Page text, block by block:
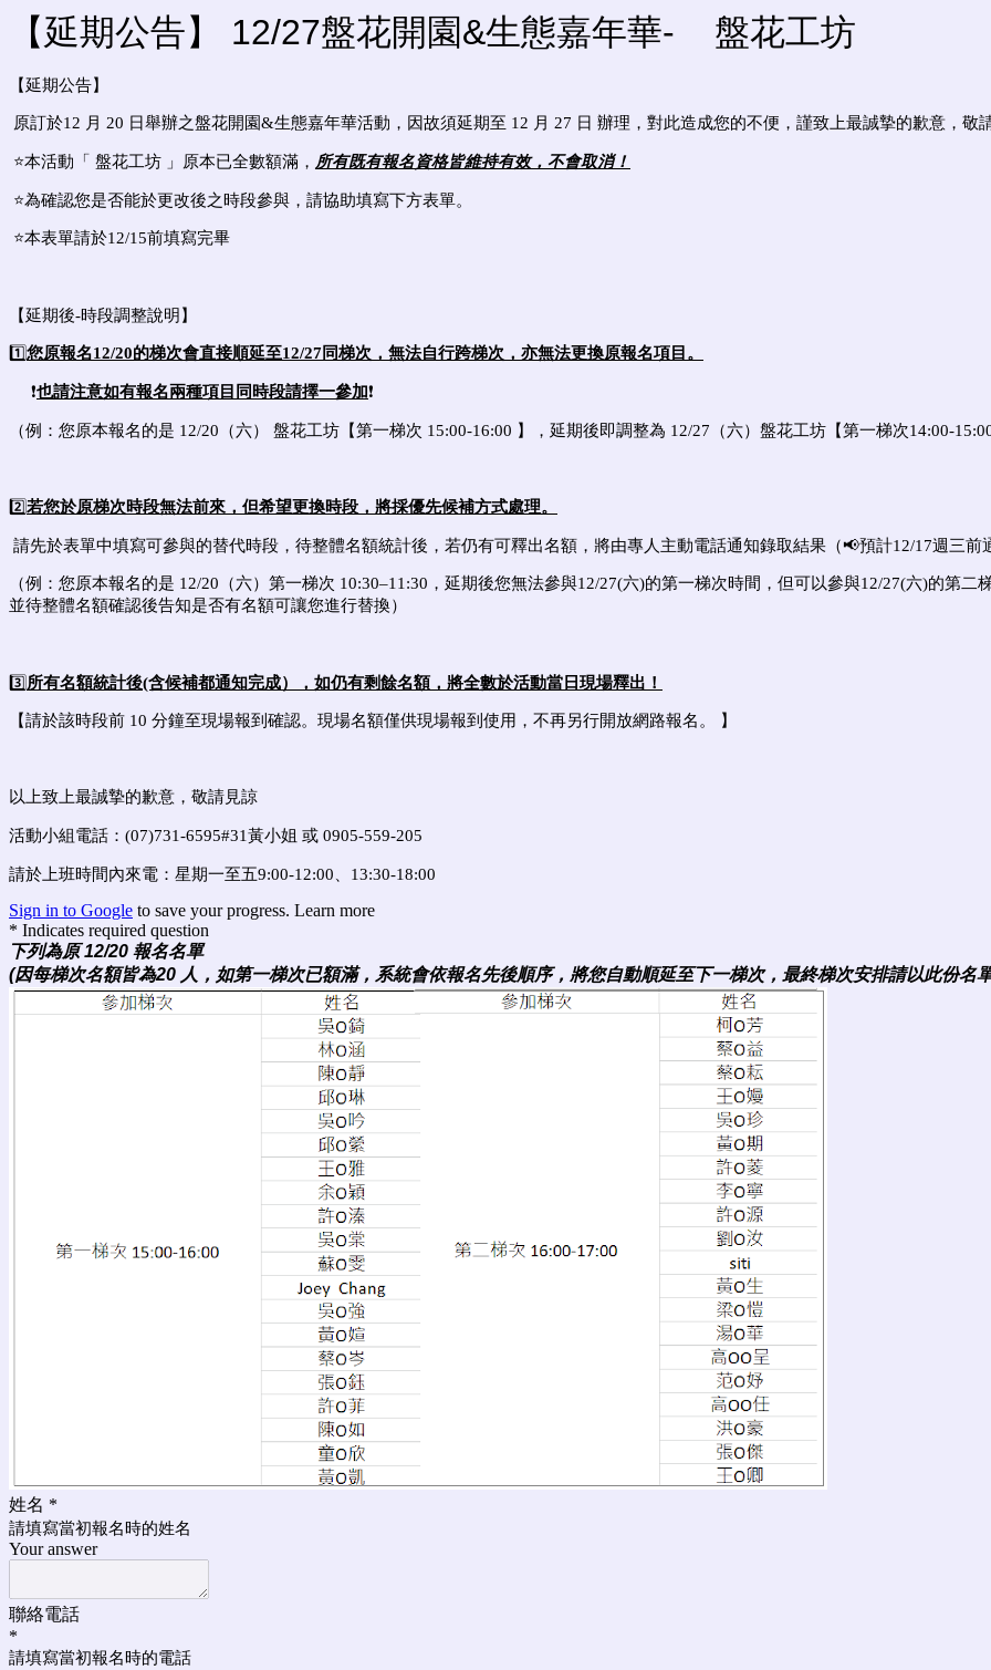
【延期公告】 12/27盤花開園&生態嘉年華- 盤花工坊
【延期公告】
原訂於12 月 20 日舉辦之盤花開園&生態嘉年華活動，因故須延期至 12 月 27 日 辦理，對此造成您的不便，謹致上最誠摯的歉意，敬
⭐️本活動「 盤花工坊 」原本已全數額滿， 所有既有報名資格皆維持有效，不會取消！
⭐️為確認您是否能於更改後之時段參與，請協助填寫下方表單。
⭐️本表單請於12/15前填寫完畢
【延期後-時段調整說明】
1️⃣您原報名12/20的梯次會直接順延至12/27同梯次，無法自行跨梯次，亦無法更換原報名項目。
❗也請注意如有報名兩種項目同時段請擇一參加❗
（例：您原本報名的是 12/20（六） 盤花工坊【第一梯次 15:00-16:00 】 ，延期後即調整為 12/27（六） 盤花工坊 【第一梯次14:00-
2️⃣若您於原梯次時段無法前來，但希望更換時段，將採優先候補方式處理。
請先於表單中填寫可參與的替代時段，待整體名額統計後，若仍有可釋出名額，將由專人主動電話通知錄取結果（📢預計12/17週三前
（例：您原本報名的是 12/20（六）第一梯次 10:30–11:30，延期後您無法參與12/27(六)的第一梯次時間，但可以參與12/27(六)的第
並待整體名額確認後告知是否有名額可讓您進行替換）
3️⃣所有名額統計後(含候補都通知完成），如仍有剩餘名額，將全數於活動當日現場釋出！
【請於該時段前 10 分鐘至現場報到確認。現場名額僅供現場報到使用，不再另行開放網路報名。 】
以上致上最誠摯的歉意，敬請見諒
活動小組電話：(07)731-6595#31黃小姐 或 0905-559-205
請於上班時間內來電：星期一至五9:00-12:00、13:30-18:00
Sign in to Google to save your progress. Learn more
* Indicates required question
下列為原 12/20 報名名單
(因每梯次名額皆為20 人，如第一梯次已額滿，系統會依報名先後順序，將您自動順延至下一梯次，最終梯次安排請以此份名
姓名 *
請填寫當初報名時的姓名
Your answer
聯絡電話
*
請填寫當初報名時的電話